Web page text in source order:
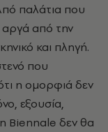
παλάτια που
αργά από την
και πληγή.
που
η ομορφιά δεν
εξουσία,
η Biennale δεν θα